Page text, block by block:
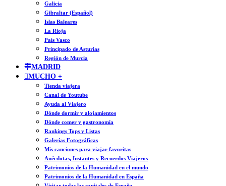
Galicia
Gibraltar (Español)
Islas Baleares
La Rioja
País Vasco
Principado de Asturias
Región de Murcia
MADRID
MUCHO +
Tienda viajera
Canal de Youtube
Ayuda al Viajero
Dónde dormir y alojamientos
Dónde comer y gastronomía
Rankings Tops y Listas
Galerías Fotográficas
Mis canciones para viajar favoritas
Anécdotas, Instantes y Recuerdos Viajeros
Patrimonios de la Humanidad en el mundo
Patrimonios de la Humanidad en España